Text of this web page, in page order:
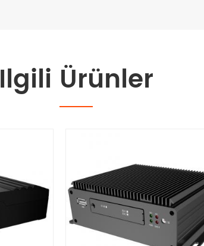
Ilgili Ürünler